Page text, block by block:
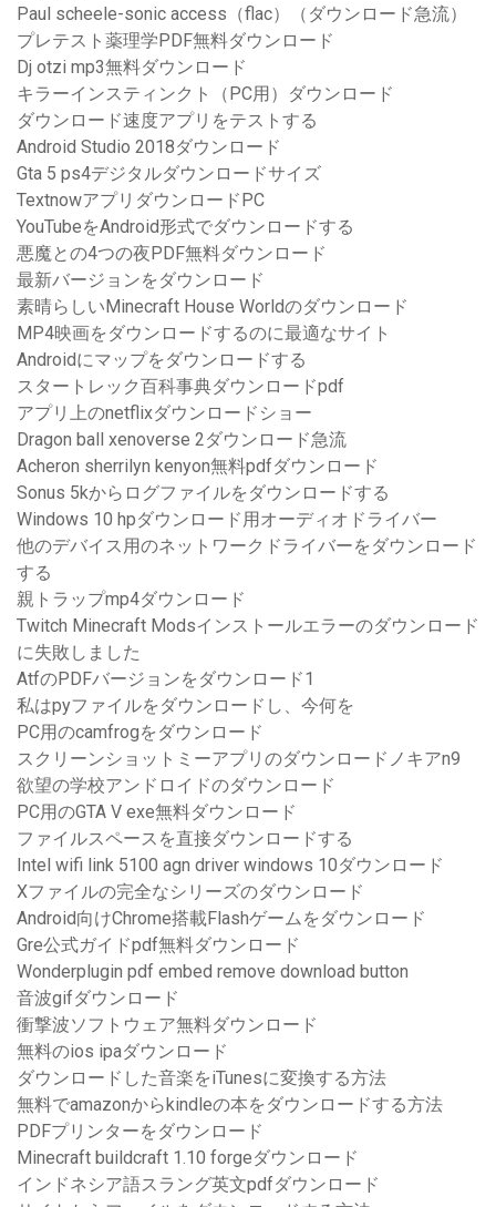
Paul scheele-sonic access（flac）（ダウンロード急流）
プレテスト薬理学PDF無料ダウンロード
Dj otzi mp3無料ダウンロード
キラーインスティンクト（PC用）ダウンロード
ダウンロード速度アプリをテストする
Android Studio 2018ダウンロード
Gta 5 ps4デジタルダウンロードサイズ
TextnowアプリダウンロードPC
YouTubeをAndroid形式でダウンロードする
悪魔との4つの夜PDF無料ダウンロード
最新バージョンをダウンロード
素晴らしいMinecraft House Worldのダウンロード
MP4映画をダウンロードするのに最適なサイト
Androidにマップをダウンロードする
スタートレック百科事典ダウンロードpdf
アプリ上のnetflixダウンロードショー
Dragon ball xenoverse 2ダウンロード急流
Acheron sherrilyn kenyon無料pdfダウンロード
Sonus 5kからログファイルをダウンロードする
Windows 10 hpダウンロード用オーディオドライバー
他のデバイス用のネットワークドライバーをダウンロード
する
親トラップmp4ダウンロード
Twitch Minecraft Modsインストールエラーのダウンロード
に失敗しました
AtfのPDFバージョンをダウンロード1
私はpyファイルをダウンロードし、今何を
PC用のcamfrogをダウンロード
スクリーンショットミーアプリのダウンロードノキアn9
欲望の学校アンドロイドのダウンロード
PC用のGTA V exe無料ダウンロード
ファイルスペースを直接ダウンロードする
Intel wifi link 5100 agn driver windows 10ダウンロード
Xファイルの完全なシリーズのダウンロード
Android向けChrome搭載Flashゲームをダウンロード
Gre公式ガイドpdf無料ダウンロード
Wonderplugin pdf embed remove download button
音波gifダウンロード
衝撃波ソフトウェア無料ダウンロード
無料のios ipaダウンロード
ダウンロードした音楽をiTunesに変換する方法
無料でamazonからkindleの本をダウンロードする方法
PDFプリンターをダウンロード
Minecraft buildcraft 1.10 forgeダウンロード
インドネシア語スラング英文pdfダウンロード